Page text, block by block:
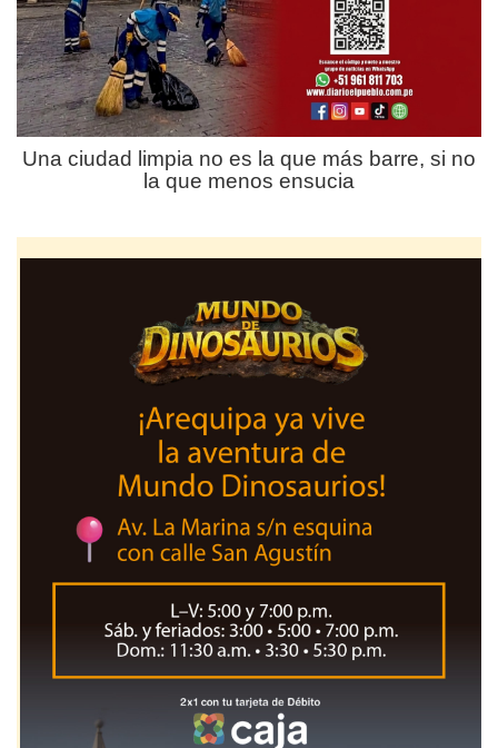
Una ciudad limpia no es la que más barre, si no
la que menos ensucia